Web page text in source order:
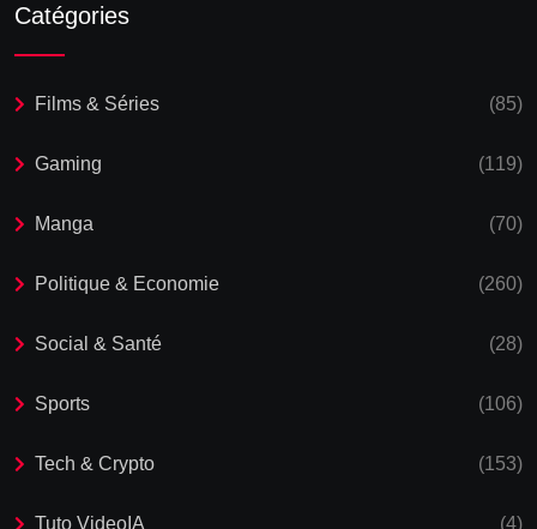
Catégories
Films & Séries (85)
Gaming (119)
Manga (70)
Politique & Economie (260)
Social & Santé (28)
Sports (106)
Tech & Crypto (153)
Tuto VideoIA (4)